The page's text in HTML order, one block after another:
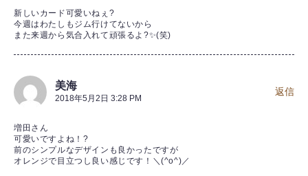
新しいカード可愛いねぇ?
今週はわたしもジム行けてないから
また来週から気合入れて頑張るよ?✨(笑)
美海
2018年5月2日 3:28 PM
増田さん
可愛いですよね！?
前のシンプルなデザインも良かったですが
オレンジで目立つし良い感じです！＼(^o^)／
返信